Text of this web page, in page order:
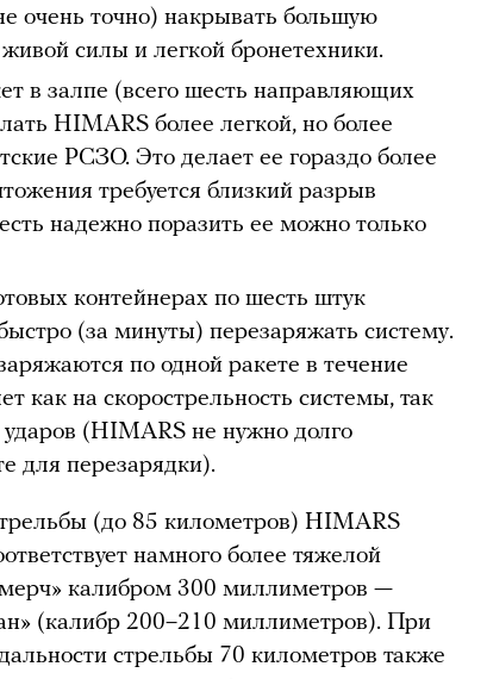
очень точно) накрывать большую
силы и легкой бронетехники.
в залпе (всего шесть направляющих
HIMARS более легкой, но более
РСЗО. Это делает ее гораздо более
требуется близкий разрыв
надежно поразить ее можно только
контейнерах по шесть штук
(за минуты) перезаряжать систему.
по одной ракете в течение
как на скорострельность системы, так
(HIMARS не нужно долго
для перезарядки).
(до 85 километров) HIMARS
намного более тяжелой
калибром 300 миллиметров —
(калибр 200–210 миллиметров). При
стрельбы 70 километров также